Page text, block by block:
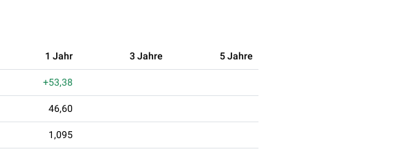
1 Jahr 3 Jahre 5 Jahre
+53,38
46,60
1,095